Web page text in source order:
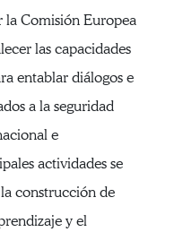
la Comisión Europea
las capacidades
entablar diálogos e
a la seguridad
e
actividades se
construcción de
y el